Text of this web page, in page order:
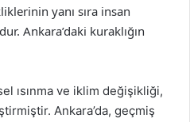
yanı sıra insan
Ankara’daki kuraklığın
ısınma ve iklim değişikliği,
Ankara’da, geçmiş